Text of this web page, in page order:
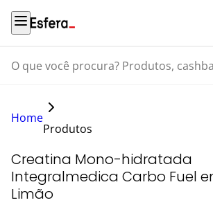
O que você procura? Produtos, cashback,
Home
Produtos
Creatina Mono-hidratada
Integralmedica Carbo Fuel
Limão